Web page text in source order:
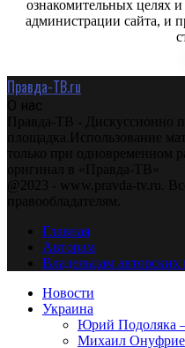
ознакомительных целях
администрации сайта, и
Правда-ТВ.ru
О нас
Правда-ТВ - Дискуссионно
площадка.Использование
только при одновременном
оригинал в «Правда-ТВ»
@2023 - www.pravda-tv.ru.
правообладателям.
Главная
Авторам
Владельцам авторских
Новости
Украина
Юрий
Михаил